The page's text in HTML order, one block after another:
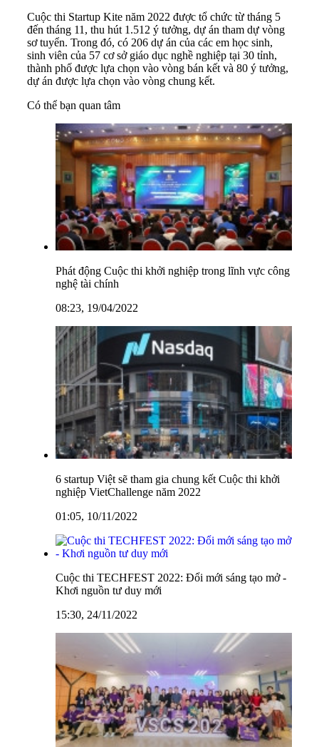
Cuộc thi Startup Kite năm 2022 được tổ chức từ tháng 5
đến tháng 11, thu hút 1.512 ý tưởng, dự án tham dự vòng
sơ tuyển. Trong đó, có 206 dự án của các em học sinh,
sinh viên của 57 cơ sở giáo dục nghề nghiệp tại 30 tỉnh,
thành phố được lựa chọn vào vòng bán kết và 80 ý tưởng,
dự án được lựa chọn vào vòng chung kết.
Có thể bạn quan tâm
Phát động Cuộc thi khởi nghiệp trong lĩnh vực công
nghệ tài chính
08:23, 19/04/2022
6 startup Việt sẽ tham gia chung kết Cuộc thi khởi
nghiệp VietChallenge năm 2022
01:05, 10/11/2022
Cuộc thi TECHFEST 2022: Đổi mới sáng tạo mở -
Khơi nguồn tư duy mới
15:30, 24/11/2022